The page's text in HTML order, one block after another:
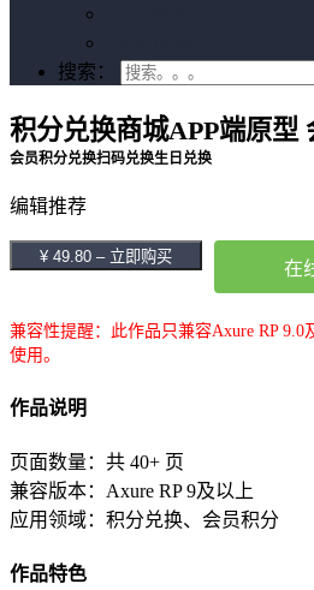
搜索：
会员积分兑换扫码兑换生日兑换
编辑推荐
¥ 49.80 – 立即购买
在
兼容性提醒：此作品只兼容Axure RP
使用。
作品说明
页面数量：共 40+ 页
兼容版本：Axure RP 9及以上
应用领域：积分兑换、会员积分
作品特色